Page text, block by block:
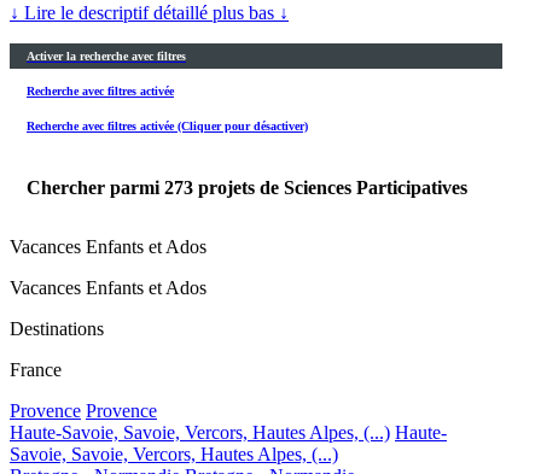
↓ Lire le descriptif détaillé plus bas ↓
Activer la recherche avec filtres
Recherche avec filtres activée
Recherche avec filtres activée (Cliquer pour désactiver)
Chercher parmi 273 projets de Sciences Participatives
Vacances Enfants et Ados
Vacances Enfants et Ados
Destinations
France
Provence Provence
Haute-Savoie, Savoie, Vercors, Hautes Alpes, (...) Haute-
Savoie, Savoie, Vercors, Hautes Alpes, (...)